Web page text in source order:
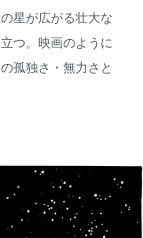
星が広がる壮大な
つ。映画のように
孤独さ・無力さと